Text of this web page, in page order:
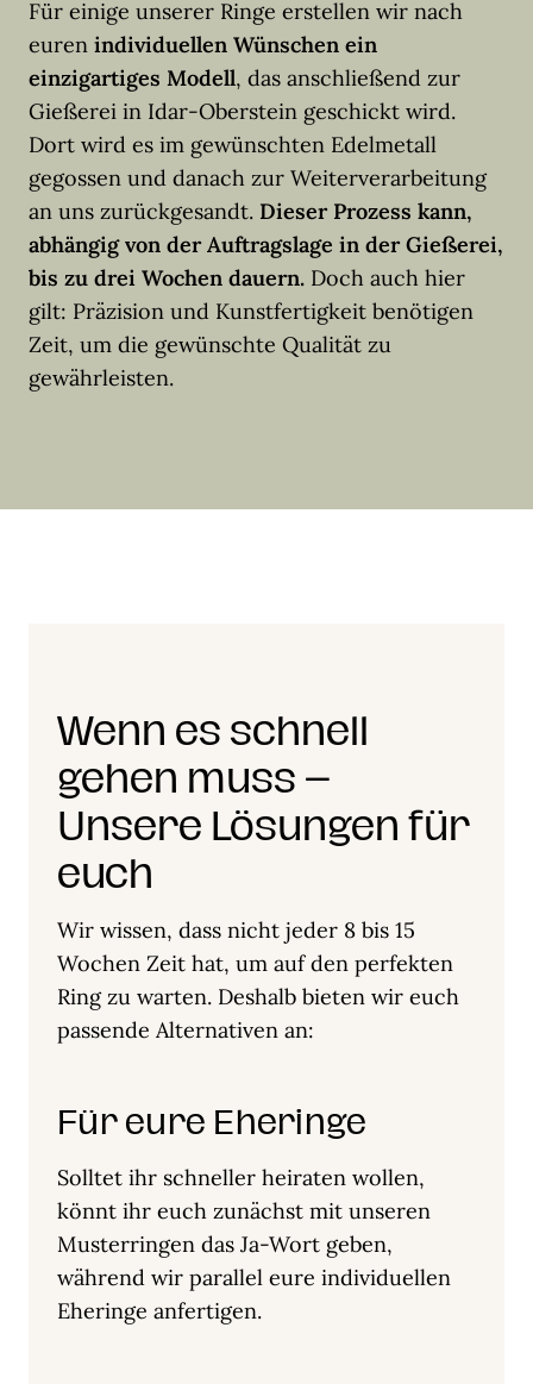
Für einige unserer Ringe erstellen wir nach
euren individuellen Wünschen ein
einzigartiges Modell, das anschließend zur
Gießerei in Idar-Oberstein geschickt wird.
Dort wird es im gewünschten Edelmetall
gegossen und danach zur Weiterverarbeitung
an uns zurückgesandt. Dieser Prozess kann,
abhängig von der Auftragslage in der Gießerei,
bis zu drei Wochen dauern. Doch auch hier
gilt: Präzision und Kunstfertigkeit benötigen
Zeit, um die gewünschte Qualität zu
gewährleisten.
Wenn es schnell
gehen muss –
Unsere Lösungen für
euch
Wir wissen, dass nicht jeder 8 bis 15
Wochen Zeit hat, um auf den perfekten
Ring zu warten. Deshalb bieten wir euch
passende Alternativen an:
Für eure Eheringe
Solltet ihr schneller heiraten wollen,
könnt ihr euch zunächst mit unseren
Musterringen das Ja-Wort geben,
während wir parallel eure individuellen
Eheringe anfertigen.